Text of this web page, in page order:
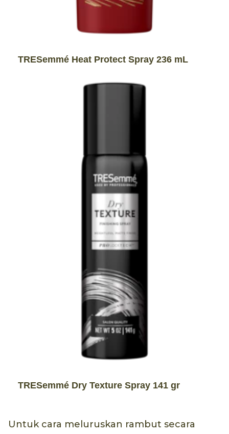
TRESemmé Heat Protect Spray 236 mL
TRESemmé Dry Texture Spray 141 gr
Untuk cara meluruskan rambut secara